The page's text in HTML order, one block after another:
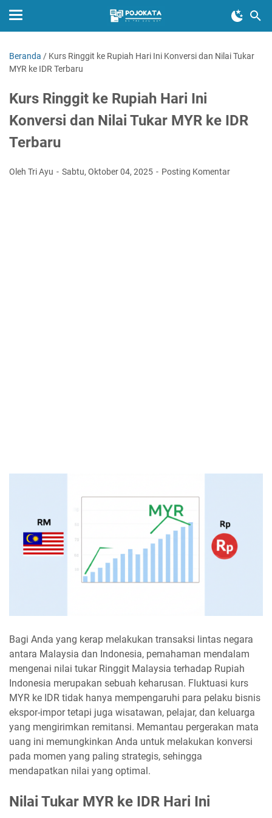
Beranda / Kurs Ringgit ke Rupiah Hari Ini Konversi dan Nilai Tukar
MYR ke IDR Terbaru
Kurs Ringgit ke Rupiah Hari Ini
Konversi dan Nilai Tukar MYR ke IDR
Terbaru
Oleh Tri Ayu Sabtu, Oktober 04, 2025 Posting Komentar
Bagi Anda yang kerap melakukan transaksi lintas negara
antara Malaysia dan Indonesia, pemahaman mendalam
mengenai nilai tukar Ringgit Malaysia terhadap Rupiah
Indonesia merupakan sebuah keharusan. Fluktuasi kurs
MYR ke IDR tidak hanya mempengaruhi para pelaku bisnis
ekspor-impor tetapi juga wisatawan, pelajar, dan keluarga
yang mengirimkan remitansi. Memantau pergerakan mata
uang ini memungkinkan Anda untuk melakukan konversi
pada momen yang paling strategis, sehingga
mendapatkan nilai yang optimal.
Nilai Tukar MYR ke IDR Hari Ini